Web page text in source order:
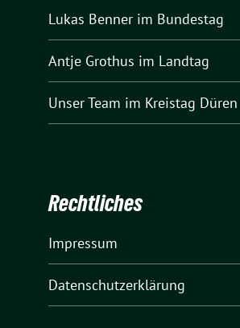
Lukas Benner im Bundestag
Antje Grothus im Landtag
Unser Team im Kreistag Düren
Rechtliches
Impressum
Datenschutzerklärung